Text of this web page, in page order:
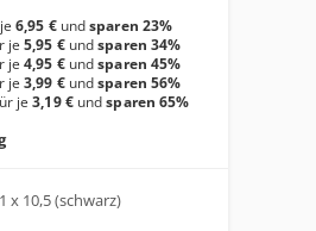
6,95 €undsparen 23%
je5,95 €undsparen 34%
je4,95 €undsparen 45%
je3,99 €undsparen 56%
je3,19 €undsparen65%
x 10,5 (schwarz)